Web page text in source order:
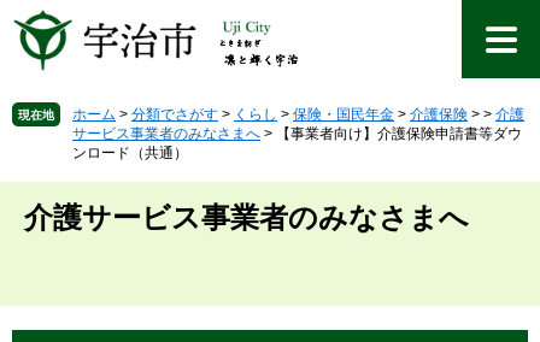
先を 現在地 ホーム > 分類でさがす > くらし > 保険・国民年金 > 介護保険 > > 介護
サービス事業者のみなさまへ >
【事業者向け】介護保険申請書等ダウ
ンロード（共通）
介護サービス事業者のみなさまへ